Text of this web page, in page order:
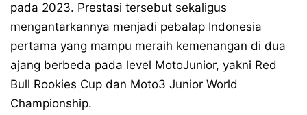
pada 2023. Prestasi tersebut sekaligus
mengantarkannya menjadi pebalap Indonesia
pertama yang mampu meraih kemenangan di dua
ajang berbeda pada level MotoJunior, yakni Red
Bull Rookies Cup dan Moto3 Junior World
Championship.